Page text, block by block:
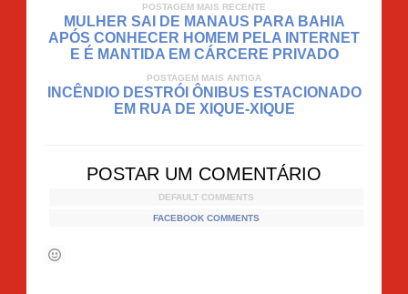
POSTAGEM MAIS RECENTE
MULHER SAI DE MANAUS PARA BAHIA
APÓS CONHECER HOMEM PELA INTERNET
E É MANTIDA EM CÁRCERE PRIVADO
POSTAGEM MAIS ANTIGA
INCÊNDIO DESTRÓI ÔNIBUS ESTACIONADO
EM RUA DE XIQUE-XIQUE
POSTAR UM COMENTÁRIO
DEFAULT COMMENTS
FACEBOOK COMMENTS